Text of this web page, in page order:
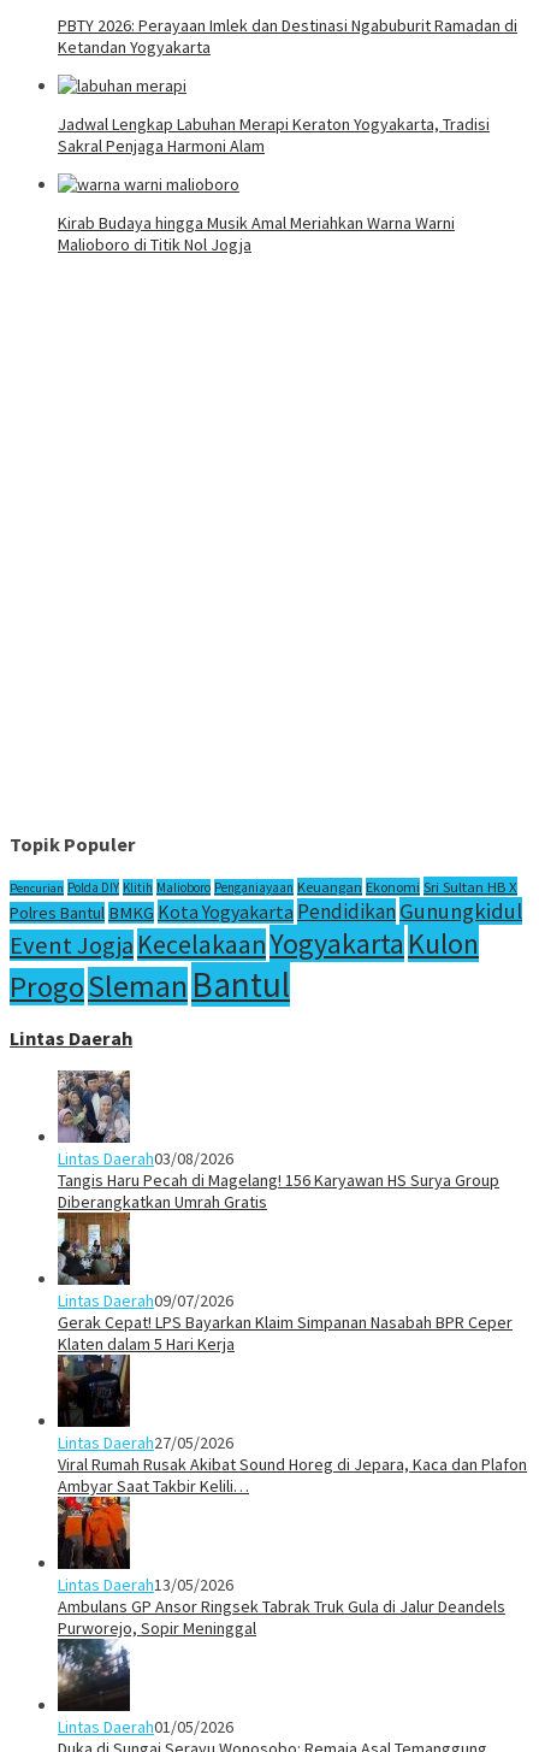
PBTY 2026: Perayaan Imlek dan Destinasi Ngabuburit Ramadan di
Ketandan Yogyakarta
Jadwal Lengkap Labuhan Merapi Keraton Yogyakarta, Tradisi
Sakral Penjaga Harmoni Alam
Kirab Budaya hingga Musik Amal Meriahkan Warna Warni
Malioboro di Titik Nol Jogja
Topik Populer
Pencurian Polda DIY Klitih Malioboro Penganiayaan Keuangan Ekonomi Sri Sultan HB X
Polres Bantul BMKG Kota Yogyakarta PendidikanGunungkidul
Event Jogja KecelakaanYogyakarta Kulon
ProgoSleman Bantul
Lintas Daerah
Lintas Daerah03/08/2026
Tangis Haru Pecah di Magelang! 156 Karyawan HS Surya Group
Diberangkatkan Umrah Gratis
Lintas Daerah09/07/2026
Gerak Cepat! LPS Bayarkan Klaim Simpanan Nasabah BPR Ceper
Klaten dalam 5 Hari Kerja
Lintas Daerah27/05/2026
Viral Rumah Rusak Akibat Sound Horeg di Jepara, Kaca dan Plafon
Ambyar Saat Takbir Kelili…
Lintas Daerah13/05/2026
Ambulans GP Ansor Ringsek Tabrak Truk Gula di Jalur Deandels
Purworejo, Sopir Meninggal
Lintas Daerah01/05/2026